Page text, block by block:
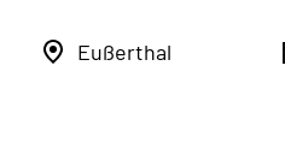
Eußerthal